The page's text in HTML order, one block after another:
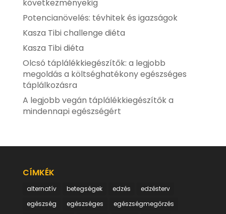
következményekig
Potencianövelés: tévhitek és igazságok
Kasza Tibi challenge diéta
Kasza Tibi diéta
Olcsó táplálékkiegészítők: a legjobb
megoldás a költséghatékony egészséges
táplálkozásra
A legjobb vegán táplálékkiegészítők a
mindennapi egészségért
CÍMKÉK
alternatív betegségek edzés
edzésterv
egészség
egészséges
egészségmegőrzés